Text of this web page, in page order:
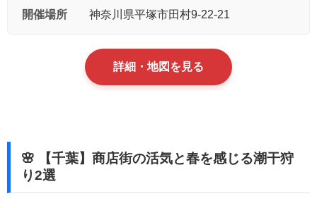
開催場所
神奈川県平塚市田村9-22-21
詳細・地図を見る
🌸 【千葉】商店街の活気と春を感じる潮干狩
り2選